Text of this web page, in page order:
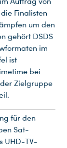
Finalisten
um den
gehört DSDS
im
ist
bei
Zielgruppe
für den
Sat-
UHD-TV-